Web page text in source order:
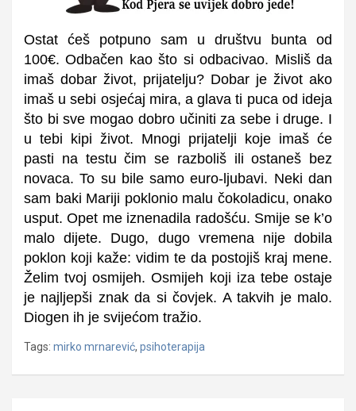
Ostat ćeš potpuno sam u društvu bunta od
100€. Odbačen kao što si odbacivao. Misliš da
imaš dobar život, prijatelju? Dobar je život ako
imaš u sebi osjećaj mira, a glava ti puca od ideja
što bi sve mogao dobro učiniti za sebe i druge. I
u tebi kipi život. Mnogi prijatelji koje imaš će
pasti na testu čim se razboliš ili ostaneš bez
novaca. To su bile samo euro-ljubavi. Neki dan
sam baki Mariji poklonio malu čokol adicu, onako
usput. Opet me iznenadila radošću. Smije se k’o
malo dijete. Dugo, dugo vremena nije dobila
poklon koji kaže: vidim te da postojiš kraj mene.
Želim tvoj osmijeh. Osmijeh koji iza tebe ostaje
je najljepši znak da si čovjek. A takvih je malo.
Diogen ih je svijećom tražio.
Tags: mirko mrnarević, psihoterapija